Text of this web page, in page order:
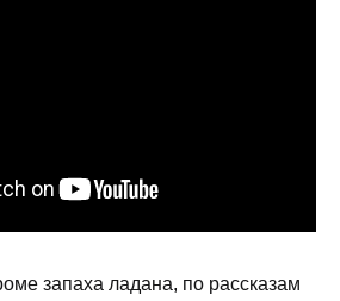
запаха ладана, по рассказам